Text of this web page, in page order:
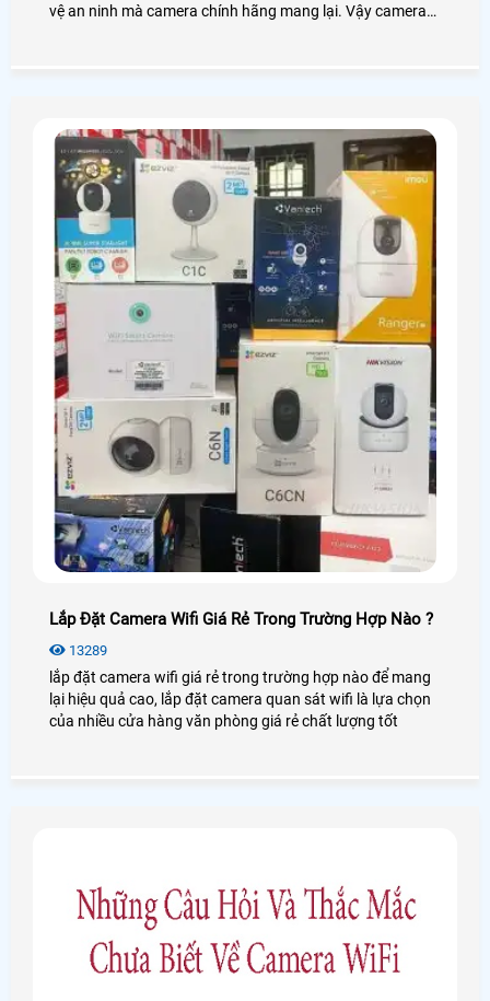
vệ an ninh mà camera chính hãng mang lại. Vậy camera
Lắp Đặt Camera Wifi Giá Rẻ Trong Trường Hợp Nào ?
13289
lắp đặt camera wifi giá rẻ trong trường hợp nào để mang
lại hiệu quả cao, lắp đặt camera quan sát wifi là lựa chọn
của nhiều cửa hàng văn phòng giá rẻ chất lượng tốt